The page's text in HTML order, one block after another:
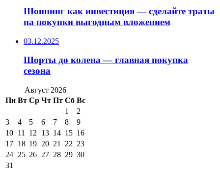
Шоппинг как инвестиция — сделайте траты
на покупки выгодным вложением
03.12.2025
Шорты до колена — главная покупка
сезона
Август 2026
Пн Вт Ср Чт Пт Сб Вс
1
2
3
4 5 6 7 8
9
10 11 12 13 14 15 16
17 18 19 20 21 22 23
24 25 26 27 28 29 30
31